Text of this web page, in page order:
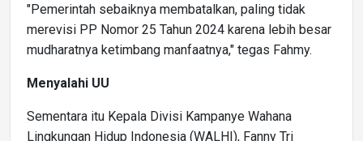
"Pemerintah sebaiknya membatalkan, paling tidak
merevisi PP Nomor 25 Tahun 2024 karena lebih besar
mudharatnya ketimbang manfaatnya," tegas Fahmy.
Menyalahi UU
Sementara itu Kepala Divisi Kampanye Wahana
Lingkungan Hidup Indonesia (WALHI), Fanny Tri